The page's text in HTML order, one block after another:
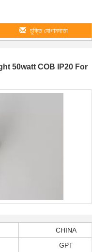
চুক্তি যোগানদাতা
50watt COB IP20 For
CHINA
GPT